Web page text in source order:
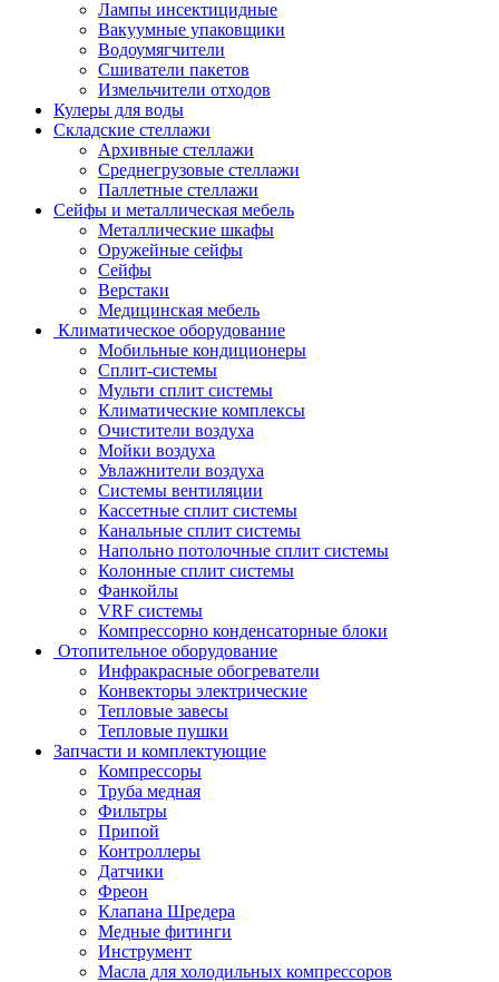
Лампы инсектицидные
Вакуумные упаковщики
Водоумягчители
Сшиватели пакетов
Измельчители отходов
Кулеры для воды
Складские стеллажи
Архивные стеллажи
Среднегрузовые стеллажи
Паллетные стеллажи
Сейфы и металлическая мебель
Металлические шкафы
Оружейные сейфы
Сейфы
Верстаки
Медицинская мебель
Климатическое оборудование
Мобильные кондиционеры
Сплит-системы
Мульти сплит системы
Климатические комплексы
Очистители воздуха
Мойки воздуха
Увлажнители воздуха
Системы вентиляции
Кассетные сплит системы
Канальные сплит системы
Напольно потолочные сплит системы
Колонные сплит системы
Фанкойлы
VRF системы
Компрессорно конденсаторные блоки
Отопительное оборудование
Инфракрасные обогреватели
Конвекторы электрические
Тепловые завесы
Тепловые пушки
Запчасти и комплектующие
Компрессоры
Труба медная
Фильтры
Припой
Контроллеры
Датчики
Фреон
Клапана Шредера
Медные фитинги
Инструмент
Масла для холодильных компрессоров